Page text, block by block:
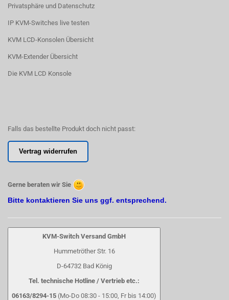
Privatsphäre und Datenschutz
IP KVM-Switches live testen
KVM LCD-Konsolen Übersicht
KVM-Extender Übersicht
Die KVM LCD Konsole
Falls das bestellte Produkt doch nicht passt:
Vertrag widerrufen
Gerne beraten wir Sie
Bitte kontaktieren Sie uns ggf. entsprechend.
KVM-Switch Versand GmbH
Hummetröther Str. 16
D-64732 Bad König
Tel. technische Hotline / Vertrieb etc.:
06163/8294-15 (Mo-Do 08:30 - 15:00, Fr bis 14:00)